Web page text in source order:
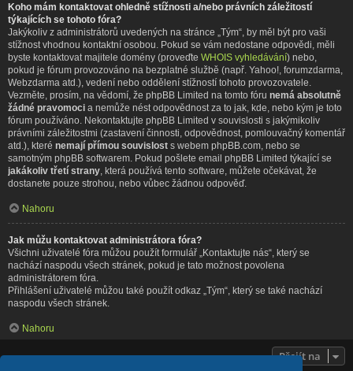
Koho mám kontaktovat ohledně stížnosti a/nebo právních záležitostí
týkajících se tohoto fóra?
Jakýkoliv z administrátorů uvedených na stránce „Tým“, by měl být pro vaši
stížnost vhodnou kontaktní osobou. Pokud se vám nedostane odpovědi, měli
byste kontaktovat majitele domény (proveďte WHOIS vyhledávání) nebo,
pokud je fórum provozováno na bezplatné službě (např. Yahoo!, forumzdarma,
Webzdarma atd.), vedení nebo oddělení stížností tohoto provozovatele.
Vezměte, prosím, na vědomí, že phpBB Limited na tomto fóru nemá absolutně
žádné pravomoci a nemůže nést odpovědnost za to jak, kde, nebo kým je toto
fórum používáno. Nekontaktujte phpBB Limited v souvislosti s jakýmikoliv
právními záležitostmi (zastavení činnosti, odpovědnost, pomlouvačný komentář
atd.), které nemají přímou souvislost s webem phpBB.com, nebo se
samotným phpBB softwarem. Pokud pošlete email phpBB Limited týkající se
jakákoliv třetí strany , která používá tento software, můžete očekávat, že
dostanete pouze strohou, nebo vůbec žádnou odpověď.
Nahoru
Jak můžu kontaktovat administrátora fóra?
Všichni uživatelé fóra můžou použít formulář „Kontaktujte nás“, který se
nachází naspodu všech stránek, pokud je tato možnost povolena
administrátorem fóra.
Přihlášení uživatelé můžou také použít odkaz „Tým“, který se také nachází
naspodu všech stránek.
Nahoru
Přejít na